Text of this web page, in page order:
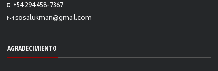
+54 294 458-7367
sosalukman@gmail.com
AGRADECIMIENTO